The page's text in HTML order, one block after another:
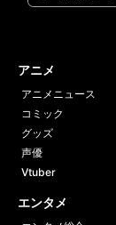
アニメ
アニメニュース
コミック
グッズ
声優
Vtuber
エンタメ